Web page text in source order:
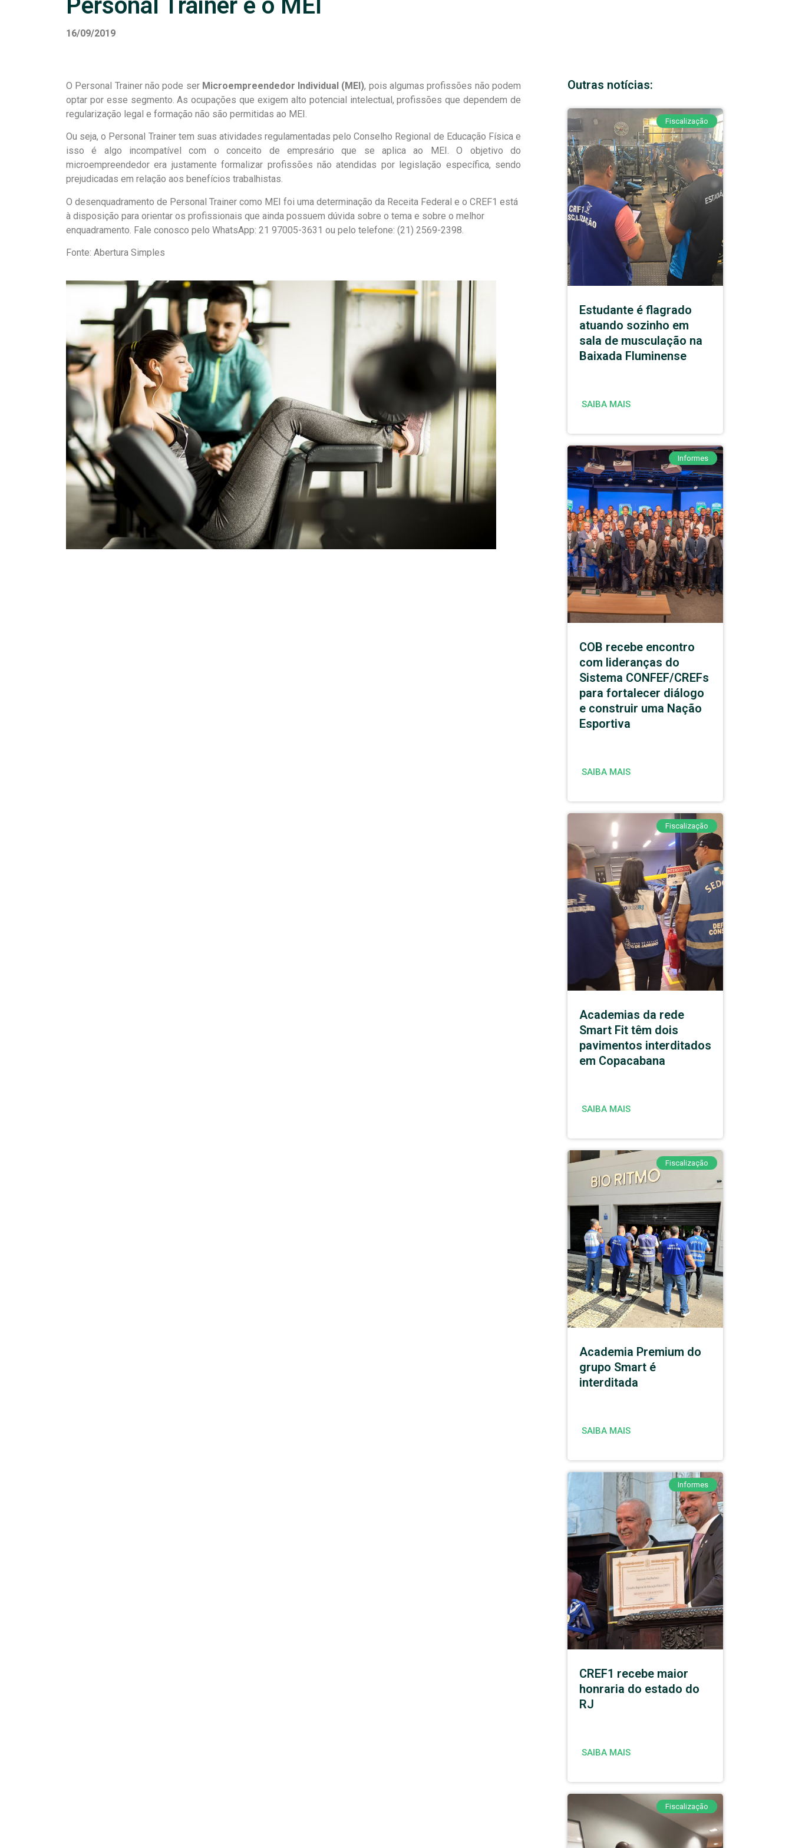
Personal Trainer e o MEI
16/09/2019
O Personal Trainer não pode ser Microempreendedor Individual (MEI), pois algumas profissões não podem
optar por esse segmento. As ocupações que exigem alto potencial intelectual, profissões que dependem de
regularização legal e formação não são permitidas ao MEI.
Ou seja, o Personal Trainer tem suas atividades regulamentadas pelo Conselho Regional de Educação Física e
isso é algo incompatível com o conceito de empresário que se aplica ao MEI. O objetivo do
microempreendedor era justamente formalizar profissões não atendidas por legislação específica, sendo
prejudicadas em relação aos benefícios trabalhistas.
O desenquadramento de Personal Trainer como MEI foi uma determinação da Receita Federal e o CREF1 está
à disposição para orientar os profissionais que ainda possuem dúvida sobre o tema e sobre o melhor
enquadramento. Fale conosco pelo WhatsApp: 21 97005-3631 ou pelo telefone: (21) 2569-2398.
Fonte: Abertura Simples
Outras notícias:
Fiscalização
Estudante é flagrado
atuando sozinho em
sala de musculação na
Baixada Fluminense
SAIBA MAIS
Informes
COB recebe encontro
com lideranças do
Sistema CONFEF/CREFs
para fortalecer diálogo
e construir uma Nação
Esportiva
SAIBA MAIS
Fiscalização
Academias da rede
Smart Fit têm dois
pavimentos interditados
em Copacabana
SAIBA MAIS
Fiscalização
Academia Premium do
grupo Smart é
interditada
SAIBA MAIS
Informes
CREF1 recebe maior
honraria do estado do
RJ
SAIBA MAIS
Fiscalização